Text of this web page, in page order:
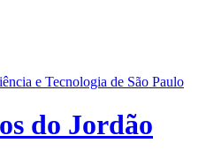
e Tecnologia de São Paulo
do Jordão